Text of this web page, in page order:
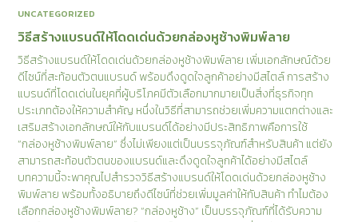
UNCATEGORIZED
วิธีสร้างแบรนด์ให้โดดเด่นด้วยกล่องหูช้างพิมพ์ลาย
วิธีสร้างแบรนด์ให้โดดเด่นด้วยกล่องหูช้างพิมพ์ลาย เพิ่มเอกลักษณ์ด้วย
ดีไซน์ที่สะท้อนตัวตนแบรนด์ พร้อมดึงดูดใจลูกค้าอย่างมีสไตล์ การสร้าง
แบรนด์ที่โดดเด่นในยุคที่ผู้บริโภคมีตัวเลือกมากมายเป็นสิ่งที่ธุรกิจทุก
ประเภทต้องให้ความสำคัญ หนึ่งในวิธีที่สามารถช่วยเพิ่มความแตกต่างและ
เสริมสร้างเอกลักษณ์ให้กับแบรนด์ได้อย่างมีประสิทธิภาพคือการใช้
“กล่องหูช้างพิมพ์ลาย” ซึ่งไม่เพียงแต่เป็นบรรจุภัณฑ์สำหรับสินค้า แต่ยัง
สามารถสะท้อนตัวตนของแบรนด์และดึงดูดใจลูกค้าได้อย่างมีสไตล์
บทความนี้จะพาคุณไปสำรวจวิธีสร้างแบรนด์ให้โดดเด่นด้วยกล่องหูช้าง
พิมพ์ลาย พร้อมทั้งอธิบายถึงดีไซน์ที่ช่วยเพิ่มมูลค่าให้กับสินค้า ทำไมต้อง
เลือกกล่องหูช้างพิมพ์ลาย? “กล่องหูช้าง” เป็นบรรจุภัณฑ์ที่ได้รับความ